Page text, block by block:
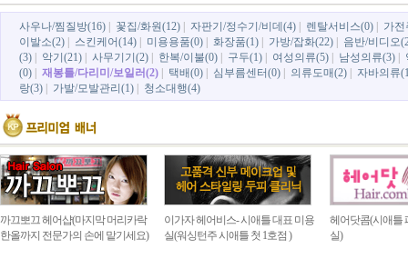
사우나/찜질방(16) 꽃집/화원(12) 자판기/정수기/비데(4) 렌탈서비스(0)
가전
이발소(2)
스킨케어(14) 미용용품(0) 화장품(1) 가방/잡화(22)
음반/비디오
(3)
악기(21) 사무기기(2) 한복/이불(0) 구두(1) 여성의류(5) 남성의류(3)
(0)
재봉틀/다리미/보일러(2) 택배(0) 심부름센터(0) 의류도매(2)
자바의류
랑(3)
가발/모발관리(1) 청소대행(4)
까끄뽀끄 헤어샵(마지막 머리카락
한올까지 전문가의 손에 맡기세요)
이가자 헤어비스- 시애틀 대표 미용
실(워싱턴주 시애틀 첫 1호점 )
헤어닷콤(시애틀
실)